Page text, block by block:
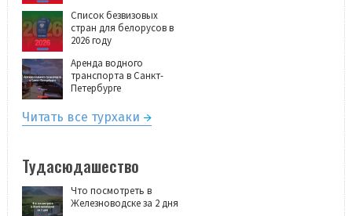
Список безвизовых
стран для белорусов в
2026 году
Аренда водного
транспорта в Санкт-
Петербурге
Читать все турхаки
Тудасюдашество
Что посмотреть в
Железноводске за 2 дня